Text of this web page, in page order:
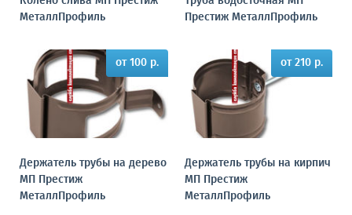
МеталлПрофиль
Престиж МеталлПрофиль
от 100 р.
Держатель трубы на дерево
МП Престиж
МеталлПрофиль
от 210 р.
Держатель трубы на кирпич
МП Престиж
МеталлПрофиль